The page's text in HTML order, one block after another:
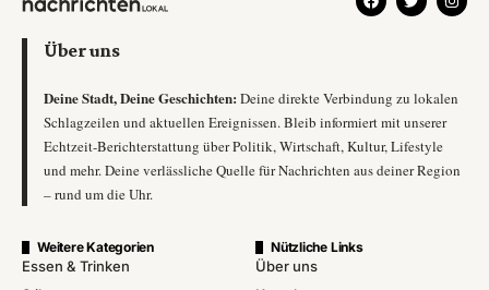
Über uns
Deine Stadt, Deine Geschichten: Deine direkte Verbindung zu lokalen
Schlagzeilen und aktuellen Ereignissen. Bleib informiert mit unserer
Echtzeit-Berichterstattung über Politik, Wirtschaft, Kultur, Lifestyle
und mehr. Deine verlässliche Quelle für Nachrichten aus deiner Region
– rund um die Uhr.
Weitere Kategorien
Essen & Trinken
Nützliche Links
Über uns